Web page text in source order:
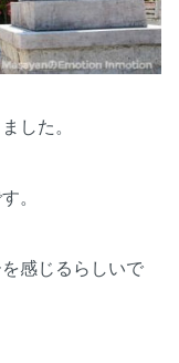
した。
。
感じるらしいで